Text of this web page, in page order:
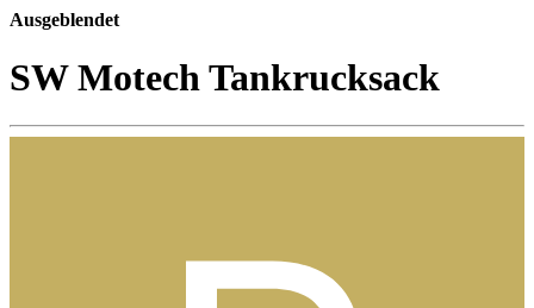
Ausgeblendet
SW Motech Tankrucksack